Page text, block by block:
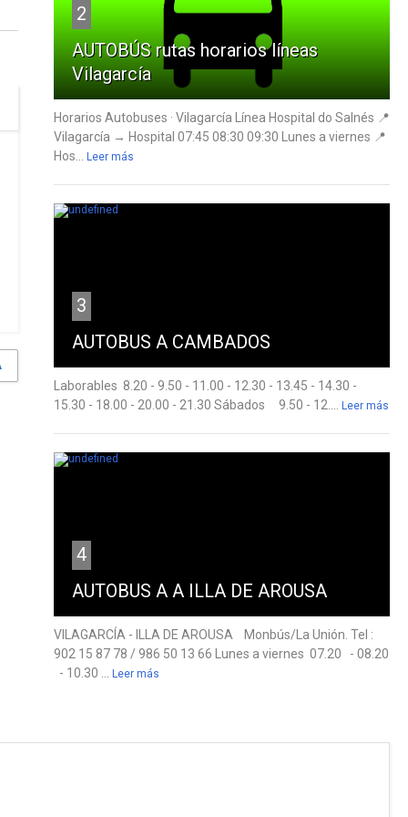
2
AUTOBÚS rutas horarios líneas
Vilagarcía
Horarios Autobuses · Vilagarcía Línea Hospital do Salnés 📍
Vilagarcía → Hospital 07:45 08:30 09:30 Lunes a viernes 📍
Hos...
Leer más
3
AUTOBUS A CAMBADOS
Laborables 8.20 - 9.50 - 11.00 - 12.30 - 13.45 - 14.30 -
15.30 - 18.00 - 20.00 - 21.30 Sábados 9.50 - 12....
Leer más
4
AUTOBUS A A ILLA DE AROUSA
VILAGARCÍA - ILLA DE AROUSA Monbús/La Unión. Tel :
902 15 87 78 / 986 50 13 66 Lunes a viernes 07.20 - 08.20
- 10.30 ...
Leer más